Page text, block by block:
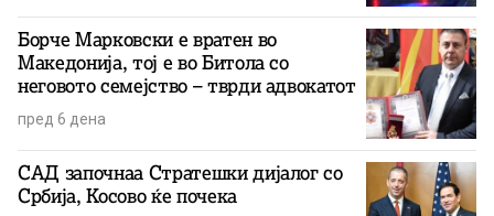
Борче Марковски е вратен во
Македонија, тој е во Битола со
неговото семејство – тврди адвокатот
пред 6 дена
САД започнаа Стратешки дијалог со
Србија, Косово ќе почека